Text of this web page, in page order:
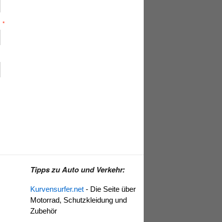
*
Tipps zu Auto und Verkehr:
Kurvensurfer.net - Die Seite über
Motorrad, Schutzkleidung und
Zubehör